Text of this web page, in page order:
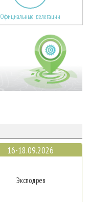
Официальные делегации
16-18.09.2026
Эксподрев